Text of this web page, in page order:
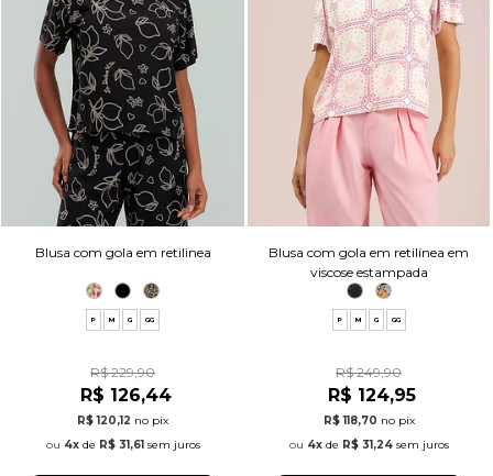
Blusa com gola em retilinea
P M G GG
R$ 229,90
R$ 126,44
R$ 120,12 no pix
4xde R$ 31,61sem juros
Blusa com gola em retilínea em
viscose estampada
P M G GG
R$ 249,90
R$ 124,95
R$ 118,70 no pix
4xde R$ 31,24sem juros